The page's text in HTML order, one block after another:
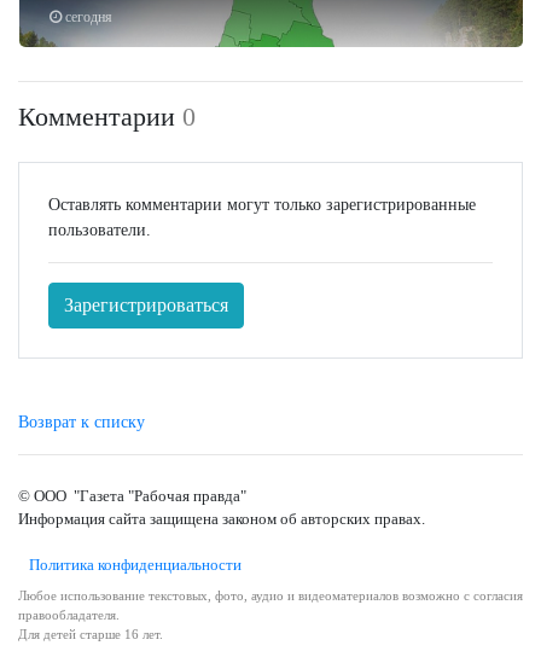
сегодня
Комментарии 0
Оставлять комментарии могут только зарегистрированные
пользователи.
Зарегистрироваться
Возврат к списку
© ООО "Газета "Рабочая правда"
Информация сайта защищена законом об авторских правах.
Политика конфиденциальности
Любое использование текстовых, фото, аудио и видеоматериалов возможно с согласия
правообладателя.
Для детей старше 16 лет.